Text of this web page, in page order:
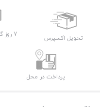
تحویل اکسپرس
7
پرداخت در محل